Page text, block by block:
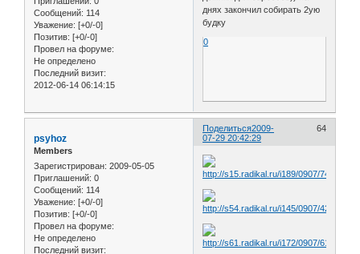
Сообщений: 114
Уважение: [+0/-0]
Позитив: [+0/-0]
Провел на форуме:
Не определено
Последний визит:
2012-06-14 06:14:15
днях закончил собирать 2ую
будку
0
Поделиться 64
2009-
07-29 20:42:29
psyhoz
Members
Зарегистрирован: 2009-05-05
Приглашений: 0
Сообщений: 114
Уважение: [+0/-0]
Позитив: [+0/-0]
Провел на форуме:
Не определено
Последний визит: